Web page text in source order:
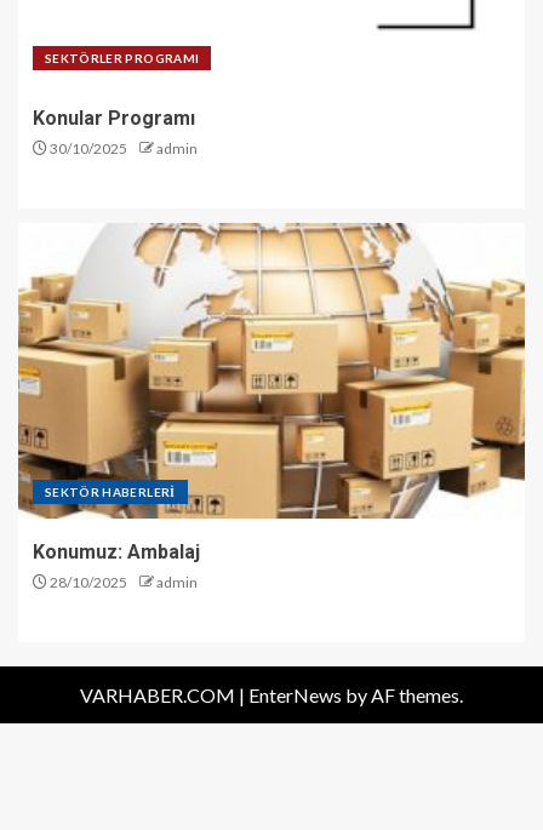
SEKTÖRLER PROGRAMI
Konular Programı
30/10/2025 admin
SEKTÖR HABERLERİ
Konumuz: Ambalaj
28/10/2025 admin
VARHABER.COM | EnterNews by AF themes.